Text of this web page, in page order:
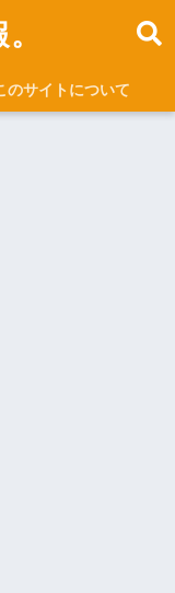
のサイトについて